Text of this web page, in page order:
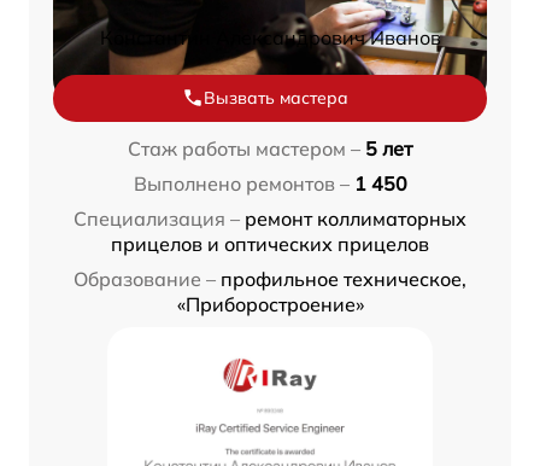
Константин Александрович Иванов
Вызвать мастера
Стаж работы мастером – 5 лет
Выполнено ремонтов – 1 450
Специализация – ремонт коллиматорных
прицелов и оптических прицелов
Образование – профильное техническое,
«Приборостроение»